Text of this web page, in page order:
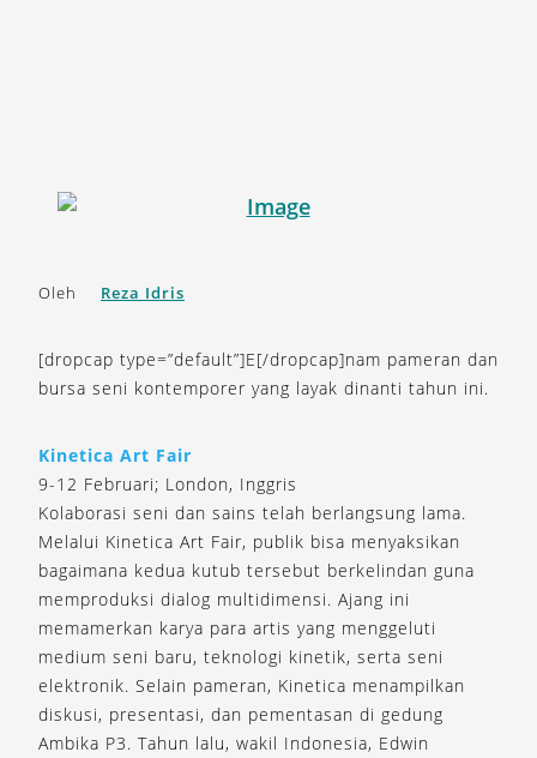
Oleh Reza Idris
[dropcap type=”default”]E[/dropcap]nam pameran dan
bursa seni kontemporer yang layak dinanti tahun ini.
Kinetica Art Fair
9-12 Februari; London, Inggris
Kolaborasi seni dan sains telah berlangsung lama.
Melalui Kinetica Art Fair, publik bisa menyaksikan
bagaimana kedua kutub tersebut berkelindan guna
memproduksi dialog multidimensi. Ajang ini
memamerkan karya para artis yang menggeluti
medium seni baru, teknologi kinetik, serta seni
elektronik. Selain pameran, Kinetica menampilkan
diskusi, presentasi, dan pementasan di gedung
Ambika P3. Tahun lalu, wakil Indonesia, Edwin